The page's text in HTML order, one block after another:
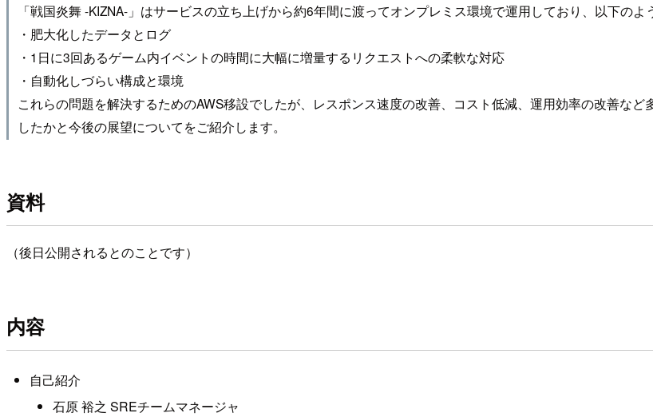
「戦国炎舞 -KIZNA-」はサービスの立ち上げから約6年間に渡ってオンプレミス環境で運用しており、以下のよ
・肥大化したデータとログ
・1日に3回あるゲーム内イベントの時間に大幅に増量するリクエストへの柔軟な対応
・自動化しづらい構成と環境
これらの問題を解決するためのAWS移設でしたが、レスポンス速度の改善、コスト低減、運用効率の改善な
したかと今後の展望についてをご紹介します。
資料
（後日公開されるとのことです）
内容
自己紹介
石原 裕之 SREチームマネージャ